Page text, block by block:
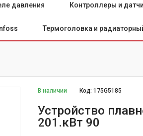
давления Контроллеры и
Термоголовка и
В наличии Код:175G5185
Устройство
201.кВт 90